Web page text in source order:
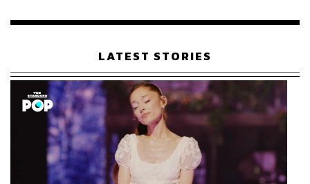
เรือนไทยที่ถูกซุกไว้
LATEST STORIES